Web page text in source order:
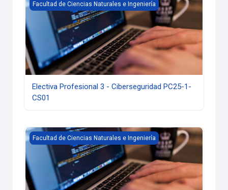
Electiva Profesional 3 - Ciberseguridad PC25-1-CS01
Facultad de Ciencias Naturales e Ingeniería
Electiva Profesional 3 - Ciberseguridad PC25-1-
CS01
Matemáticas Especiales PY24-1-ME01
Facultad de Ciencias Naturales e Ingeniería